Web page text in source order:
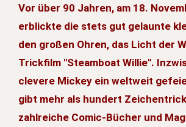
Vor über 90 Jahren, am 18.
erblickte die stets gut gelaunte
den großen Ohren, das Licht der
Trickfilm "Steamboat Willie".
clevere Mickey ein weltweit
gibt mehr als hundert
zahlreiche Comic-Bücher und